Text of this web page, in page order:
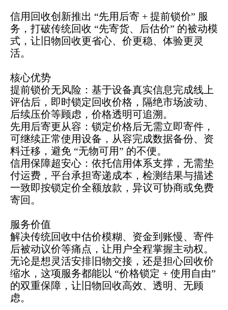
信用回收创新推出 “先用后寄 + 提前锁价” 服
务，打破传统回收 “先寄货、后估价” 的被动模
式，让旧物回收更省心、价更稳、体验更灵
活。
核心优势
提前锁价无风险：基于设备真实信息完成线上
评估后，即时锁定回收价格，隔绝市场波动、
后续压价等顾虑，价格透明可追溯。
先用后寄更从容：锁定价格后无需立即寄件，
可继续正常使用设备，从容完成数据备份、资
料迁移，避免 “无物可用” 的不便。
信用保障超安心：依托信用体系支撑，无需垫
付运费，平台承担寄递成本，检测结果与描述
一致即按锁定价全额放款，异议可协商或免费
寄回。
服务价值
解决传统回收中估价模糊、资金到账慢、寄件
后被动议价等痛点，让用户全程掌握主动权。
无论是想灵活安排旧物交接，还是担心回收价
缩水，这项服务都能以 “价格锁定 + 使用自由”
的双重保障，让旧物回收高效、透明、无顾
虑。